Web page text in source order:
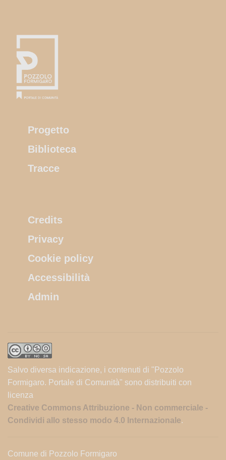
Progetto
Biblioteca
Tracce
Credits
Privacy
Cookie policy
Accessibilità
Admin
Salvo diversa indicazione, i contenuti di "Pozzolo
Formigaro. Portale di Comunità" sono distribuiti con
licenza
Creative Commons Attribuzione - Non commerciale -
Condividi allo stesso modo 4.0 Internazionale.
Comune di Pozzolo Formigaro